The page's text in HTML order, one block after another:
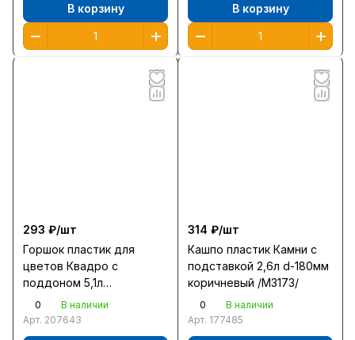
В корзину В корзину
293 ₽/шт
Горшок пластик для
цветов Квадро с
поддоном 5,1л
240*240мм серый /С163/
0
В наличии
Арт. 207643
314 ₽/шт
Кашпо пластик Камни с
подставкой 2,6л d-180мм
коричневый /М3173/
0
В наличии
Арт. 177485